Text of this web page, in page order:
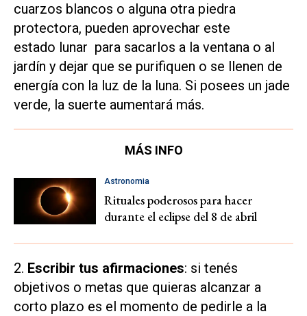
cuarzos blancos o alguna otra piedra
protectora, pueden aprovechar este
estado lunar para sacarlos a la ventana o al
jardín y dejar que se purifiquen o se llenen de
energía con la luz de la luna. Si posees un jade
verde, la suerte aumentará más.
MÁS INFO
Astronomia
Rituales poderosos para hacer
durante el eclipse del 8 de abril
2. Escribir tus afirmaciones: si tenés
objetivos o metas que quieras alcanzar a
corto plazo es el momento de pedirle a la